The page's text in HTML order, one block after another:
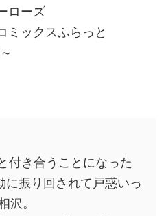
ローズ
ミックスふらっと
付き合うことになった
に振り回されて戸惑いっ
沢。